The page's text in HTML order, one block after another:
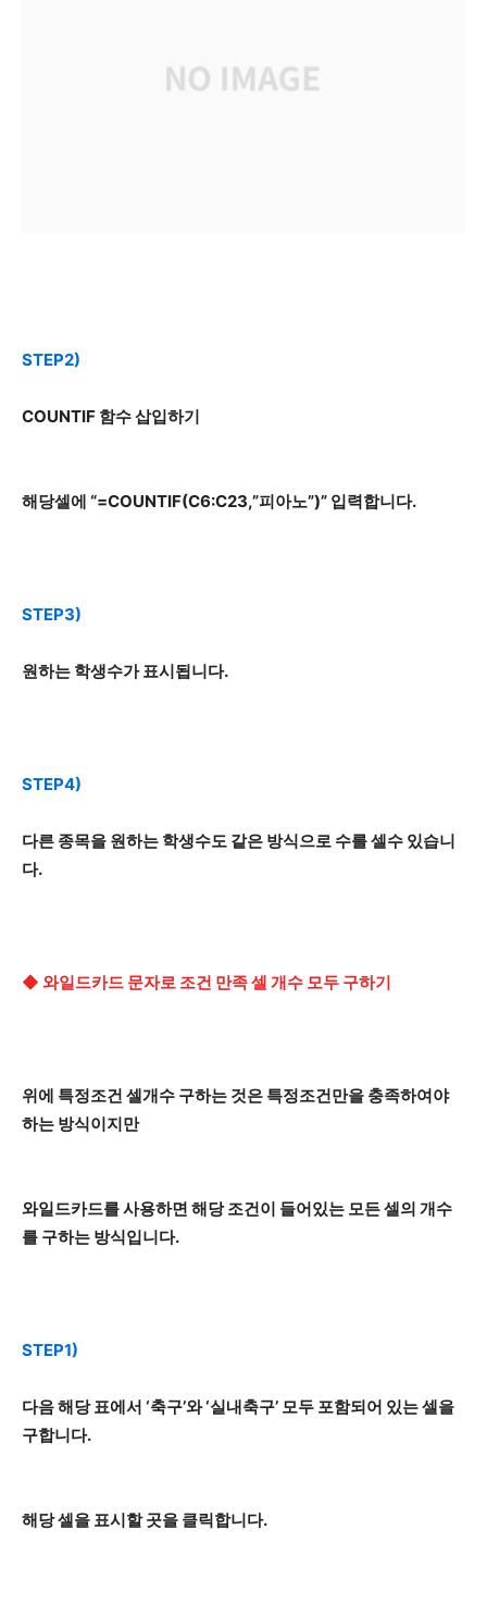
STEP2)
COUNTIF 함수 삽입하기
해당셀에 “=COUNTIF(C6:C23,”피아노”)” 입력합니다.
STEP3)
원하는 학생수가 표시됩니다.
STEP4)
다른 종목을 원하는 학생수도 같은 방식으로 수를 셀수 있습니
다.
◆ 와일드카드 문자로 조건 만족 셀 개수 모두 구하기
위에 특정조건 셀개수 구하는 것은 특정조건만을 충족하여야
하는 방식이지만
와일드카드를 사용하면 해당 조건이 들어있는 모든 셀의 개수
를 구하는 방식입니다.
STEP1)
다음 해당 표에서 ‘축구’와 ‘실내축구’ 모두 포함되어 있는 셀을
구합니다.
해당 셀을 표시할 곳을 클릭합니다.